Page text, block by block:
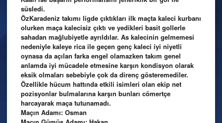
süsledi.
ÖzKaradeniz takımı ligde çıktıkları ilk maçta kaleci kurbanı
olurken maça kalecisiz çıktı ve yedikleri basit gollerle
sahadan mağlubiyetle ayrıldılar. As kalecinin gelmemesi
nedeniyle kaleye rica ile geçen genç kaleci iyi niyetli
oynasa da açılan farka engel olamazken takım genel
anlamda iyi mücadele etmesine karşın kondisyon olarak
eksik olmaları sebebiyle çok da direnç gösteremediler.
Özellikle hücum hattında etkili isimleri olan ekip net
pozisyonlar bulmalarına karşın bunları cömertçe
harcayarak maça tutunamadı.
Maçın Adamı: Osman